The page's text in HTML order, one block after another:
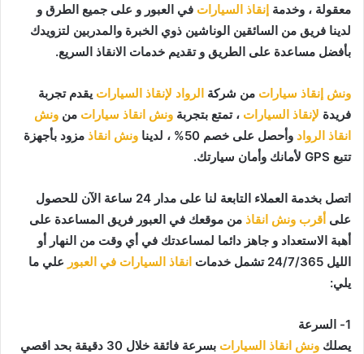
معقولة ، وخدمة إنقاذ السيارات في العبور و على جميع الطرق و
لدينا فريق من السائقين الوناشين ذوي الخبرة والمدربين لتزويدك
بأفضل مساعدة على الطريق و تقديم خدمات الانقاذ السريع.
ونش إنقاذ سيارات من شركة الرواد لإنقاذ السيارات يقدم تجربة
فريدة لإنقاذ السيارات ، تمتع بتجربة ونش انقاذ سيارات من ونش
انقاذ الرواد وأحصل على خصم 50% ، لدينا ونش انقاذ مزود بأجهزة
تتبع GPS لأمانك وأمان سيارتك.
اتصل بخدمة العملاء التابعة لنا على مدار 24 ساعة الآن للحصول
على أقرب ونش انقاذ من موقعك في العبور فريق المساعدة على
أهبة الاستعداد و جاهز دائما لمساعدتك في أي وقت من النهار أو
الليل 24/7/365 تشمل خدمات
انقاذ السيارات في العبور علي ما
يلي:
1- السرعة
يصلك ونش انقاذ السيارات
بسرعة فائقة خلال 30 دقيقة بحد اقصي